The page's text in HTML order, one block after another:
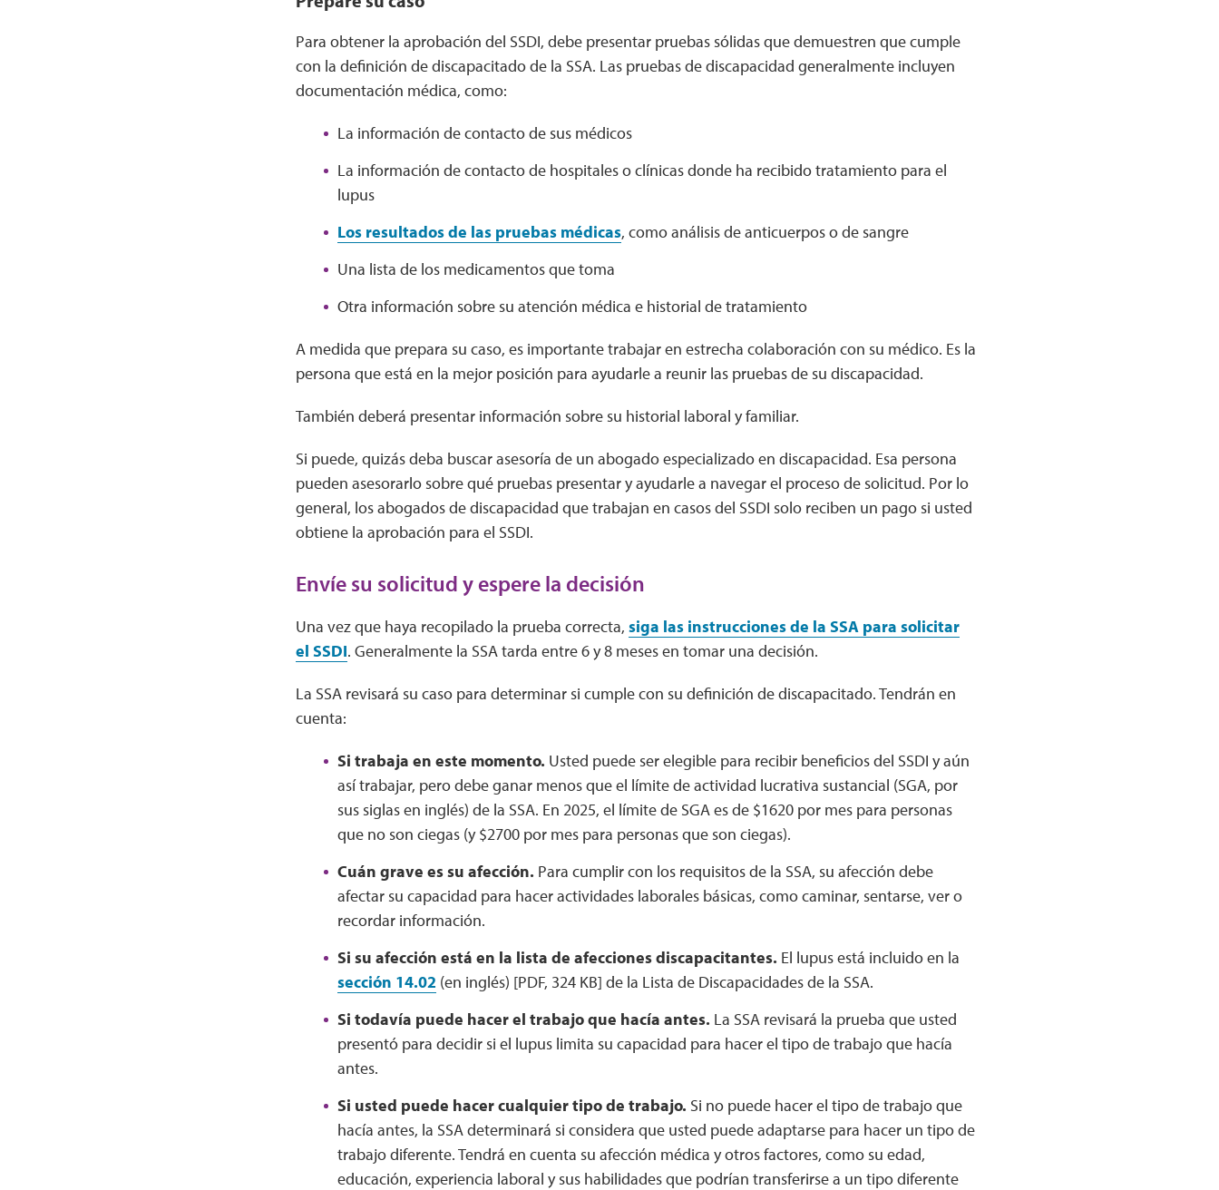
Para obtener la aprobación del SSDI, debe presentar pruebas sólidas que demuestren que cumple
con la definición de discapacitado de la SSA. Las pruebas de discapacidad generalmente incluyen
documentación médica, como:
La información de contacto de sus médicos
La información de contacto de hospitales o clínicas donde ha recibido tratamiento para el
lupus
Los resultados de las pruebas médicas, como análisis de anticuerpos o de sangre
Una lista de los medicamentos que toma
Otra información sobre su atención médica e historial de tratamiento
A medida que prepara su caso, es importante trabajar en estrecha colaboración con su médico. Es la
persona que está en la mejor posición para ayudarle a reunir las pruebas de su discapacidad.
También deberá presentar información sobre su historial laboral y familiar.
Si puede, quizás deba buscar asesoría de un abogado especializado en discapacidad. Esa persona
pueden asesorarlo sobre qué pruebas presentar y ayudarle a navegar el proceso de solicitud. Por lo
general, los abogados de discapacidad que trabajan en casos del SSDI solo reciben un pago si usted
obtiene la aprobación para el SSDI.
Envíe su solicitud y espere la decisión
Una vez que haya recopilado la prueba correcta, siga las instrucciones de la SSA para solicitar
el SSDI. Generalmente la SSA tarda entre 6 y 8 meses en tomar una decisión.
La SSA revisará su caso para determinar si cumple con su definición de discapacitado. Tendrán en
cuenta:
Si trabaja en este momento. Usted puede ser elegible para recibir beneficios del SSDI y aún
así trabajar, pero debe ganar menos que el límite de actividad lucrativa sustancial (SGA, por
sus siglas en inglés) de la SSA. En 2025, el límite de SGA es de $1620 por mes para personas
que no son ciegas (y $2700 por mes para personas que son ciegas).
Cuán grave es su afección. Para cumplir con los requisitos de la SSA, su afección debe
afectar su capacidad para hacer actividades laborales básicas, como caminar, sentarse, ver o
recordar información.
Si su afección está en la lista de afecciones discapacitantes. El lupus está incluido en la
sección 14.02 (en inglés) [PDF, 324 KB] de la Lista de Discapacidades de la SSA.
Si todavía puede hacer el trabajo que hacía antes. La SSA revisará la prueba que usted
presentó para decidir si el lupus limita su capacidad para hacer el tipo de trabajo que hacía
antes.
Si usted puede hacer cualquier tipo de trabajo. Si no puede hacer el tipo de trabajo que
hacía antes, la SSA determinará si considera que usted puede adaptarse para hacer un tipo de
trabajo diferente. Tendrá en cuenta su afección médica y otros factores, como su edad,
educación, experiencia laboral y sus habilidades que podrían transferirse a un tipo diferente